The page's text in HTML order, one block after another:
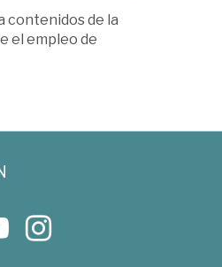
contenidos de la
el empleo de